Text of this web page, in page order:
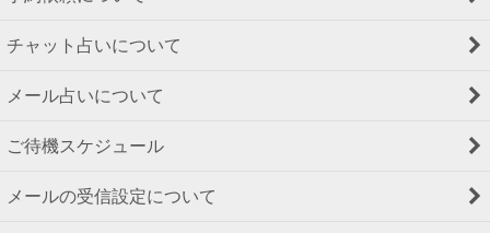
チャット占いについて
メール占いについて
ご待機スケジュール
メールの受信設定について